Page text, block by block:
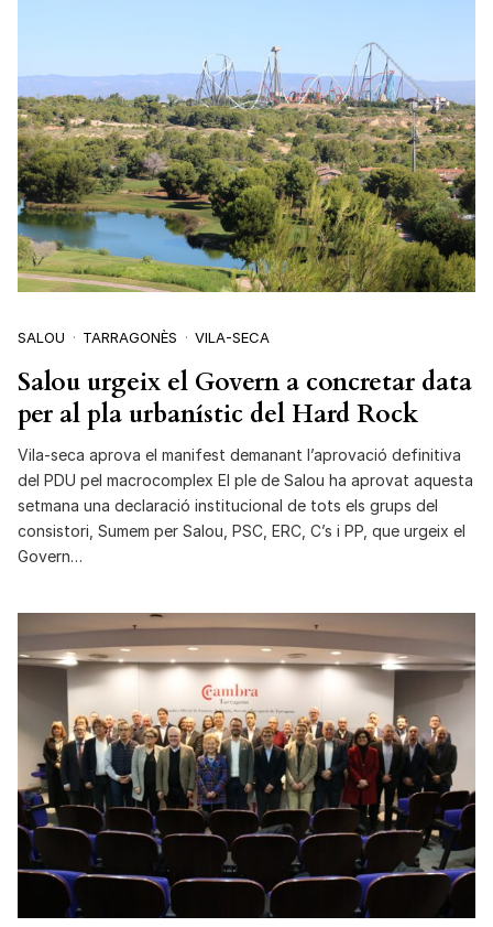
SALOU TARRAGONÈS VILA-SECA
Salou urgeix el Govern a concretar data
per al pla urbanístic del Hard Rock
Vila-seca aprova el manifest demanant l’aprovació definitiva
del PDU pel macrocomplex El ple de Salou ha aprovat aquesta
setmana una declaració institucional de tots els grups del
consistori, Sumem per Salou, PSC, ERC, C’s i PP, que urgeix el
Govern…